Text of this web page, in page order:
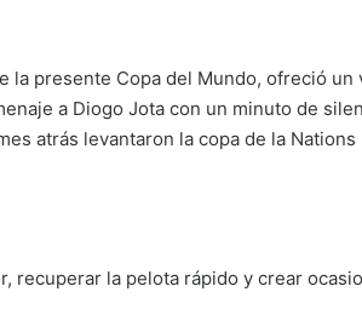
la presente Copa del Mundo, ofreció
a Diogo Jota con un minuto de
atrás levantaron la copa de la
recuperar la pelota rápido y crear